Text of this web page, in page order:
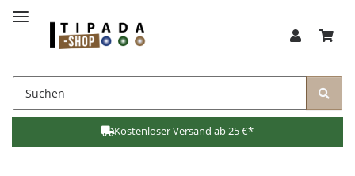
Kostenloser Versand ab 25 €*